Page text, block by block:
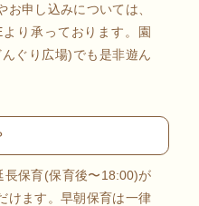
申し込みについては、
り承っております。園
ぐり広場)でも是非遊ん
保育(保育後〜18:00)が
けます。早朝保育は一律